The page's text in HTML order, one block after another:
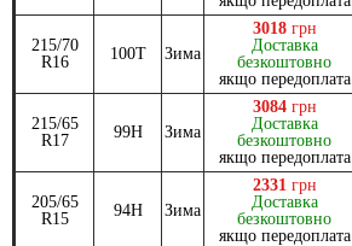
215/70
R16
100T Зима
3018 грн
Доставка
безкоштовно
якщо передоплата
215/65
R17
99H Зима
3084 грн
Доставка
безкоштовно
якщо передоплата
205/65
R15
94H Зима
2331 грн
Доставка
безкоштовно
якщо передоплата